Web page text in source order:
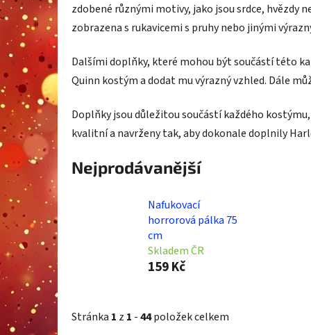
zdobené různými motivy, jako jsou srdce,
zobrazena s rukavicemi s pruhy nebo jinými
Dalšími doplňky, které mohou být součástí této
Quinn kostým a dodat mu výrazný vzhled. Dále
Doplňky jsou důležitou součástí každého
kvalitní a navrženy tak, aby dokonale doplnily
Nejprodávanější
Nafukovací
horrorová pálka 75
cm
Skladem ČR
159 Kč
Stránka 1 z 1 -44položek celkem